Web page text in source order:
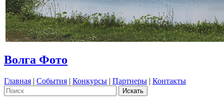
Волга Фото
Главная | События | Конкурсы | Партнеры | Контакты